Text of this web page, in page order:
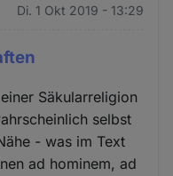
Di. 1 Okt 2019 - 13:29
Säkularreligion
selbst
- was im Text
ad hominem, ad